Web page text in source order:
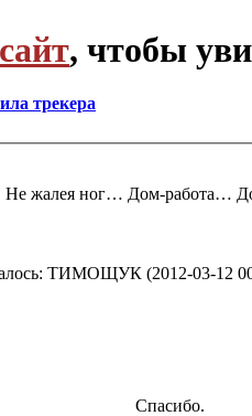
, чтобы
трекера
жалея ног… Дом-работа…
ТИМОЩУК (2012-03-12
Спасибо.